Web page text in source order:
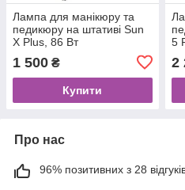
Лампа для манікюру та
педикюру на штативі Sun
X Plus, 86 Вт
1 500 ₴
Купити
5
2
Про нас
96% позитивних з 28